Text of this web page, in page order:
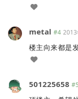
metal #4 2013
楼主向来都是
501225658 #5